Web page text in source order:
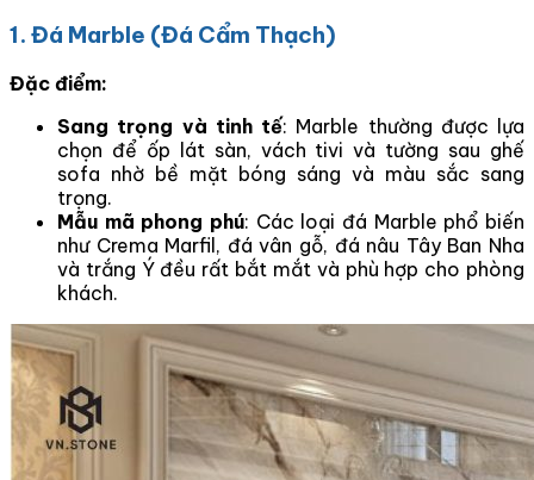
1. Đá Marble (Đá Cẩm Thạch)
Đặc điểm:
Sang trọng và tinh tế: Marble thường được lựa
chọn để ốp lát sàn, vách tivi và tường sau ghế
sofa nhờ bề mặt bóng sáng và màu sắc sang
trọng.
Mẫu mã phong phú: Các loại đá Marble phổ biến
như Crema Marfil, đá vân gỗ, đá nâu Tây Ban Nha
và trắng Ý đều rất bắt mắt và phù hợp cho phòng
khách.